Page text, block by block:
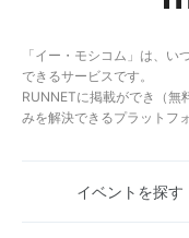
「イー・モシコム」は、
できるサービスです。
RUNNETに掲載ができ（無
みを解決できるプラットフ
イベントを探す